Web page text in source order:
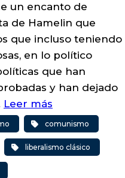
un encanto de
de Hamelin que
que incluso teniendo
en lo político
que han
y han dejado
Leer más
comunismo
liberalismo clásico